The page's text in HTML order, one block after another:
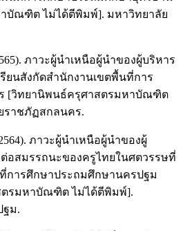
บัณฑิต ไม่ได้ตีพิมพ์]. มหาวิทยาลัย
ภาวะผู้นำเหนือผู้นำของผู้บริหาร
ยนสังกัดสำนักงานเขตพื้นที่การ
[วิทยานิพนธ์ครุศาสตรมหาบัณฑิต
ราชภัฏสกลนคร.
ภาวะผู้นำเหนือผู้นำของผู้
อสมรรถนะของครูไทยในศตวรรษที่
การศึกษาประถมศึกษานครปฐม
ตรมหาบัณฑิต ไม่ได้ตีพิมพ์].
ฐม.